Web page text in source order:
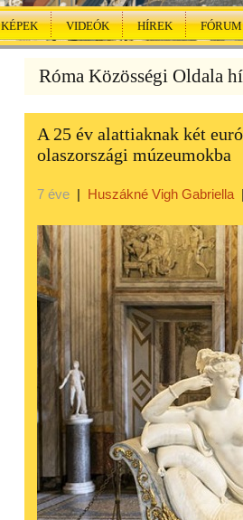
KÉPEK VIDEÓK HÍREK FÓRUM
Róma Közösségi Oldala
A 25 év alattiaknak két
olaszországi múzeumokba
7 éve | Huszákné Vigh Gabriella